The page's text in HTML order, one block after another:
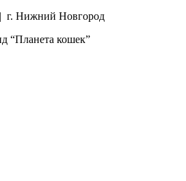
г. Нижний Новгород
“Планета кошек”